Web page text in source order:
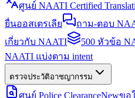
ศูนย์ NAATI Certified
ยื่นออสเตรเลีย
ถาม-ตอบ
เกี่ยวกับ NAATI
500 หัวข้อ
NAATI แบ่งตาม intent
ตรวจประวัติอาชญากรรม
ศูนย์ Police ClearanceNewขอ